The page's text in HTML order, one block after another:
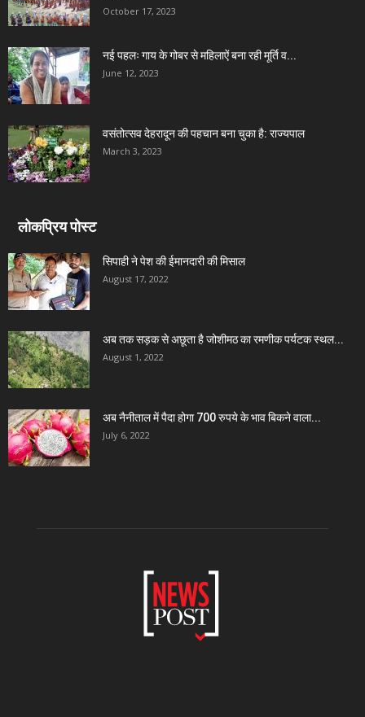
October 17, 2023
नई पहलः गाय के गोबर से महिलाऐं बना रही मूर्ति व...
June 12, 2023
वसंतोत्सव देहरादून की पहचान बना चुका है: राज्यपाल
March 3, 2023
लोकप्रिय पोस्ट
सिपाही ने पेश की ईमानदारी की मिसाल
August 17, 2022
अब तक सड़क से अछूता है जोशीमठ का रमणीक पर्यटक स्थल...
August 1, 2022
अब नैनीताल में पैदा होगा 700 रुपये के भाव बिकने वाला...
July 6, 2022